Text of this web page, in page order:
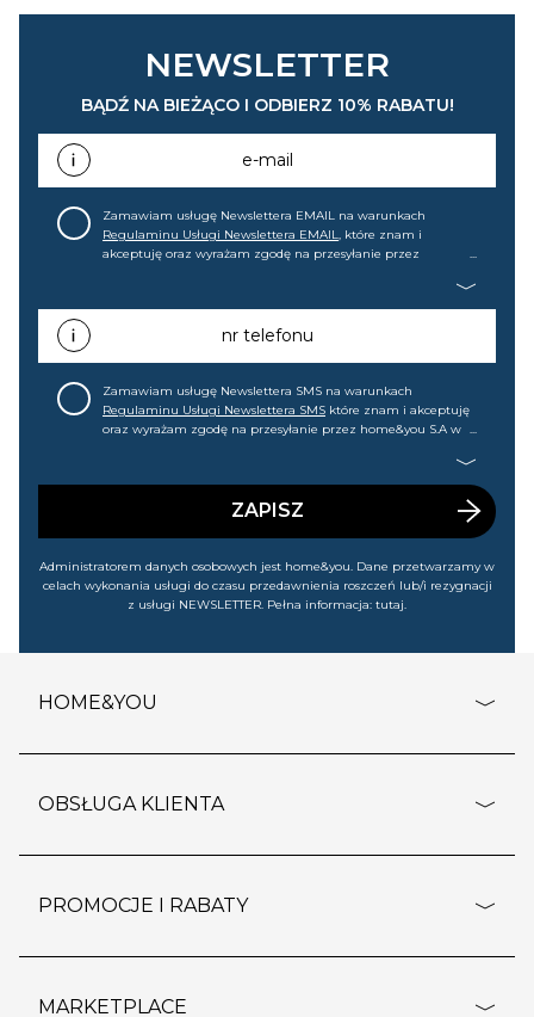
NEWSLETTER
BĄDŹ NA BIEŻĄCO I ODBIERZ 10% RABATU!
e-mail
Zamawiam usługę Newslettera EMAIL na warunkach
Regulaminu Usługi Newslettera EMAIL, które znam i
akceptuję oraz wyrażam zgodę na przesyłanie przez
promocjach, wyprzedażach). Wiem, że mogę tę zgodę w
każdej chwili cofnąć.nr telefonu
Zamawiam usługę Newslettera SMS na warunkach
Regulaminu Usługi Newslettera SMS które znam i akceptuję
oraz wyrażam zgodę na przesyłanie przez home&you S.A w
wyprzedażach). Wiem, że mogę tę zgodę w każdej chwili
ZAPISZ
Administratorem danych osobowych jest home&you. Dane przetwarzamy w
celach wykonania usługi do czasu przedawnienia roszczeń lub/i rezygnacji
z usługi NEWSLETTER. Pełna informacja: tutaj.
HOME&YOU
o firmie
polityka prywatności
kontakt
OBSŁUGA KLIENTA
dostawy i płatność
PROMOCJE I RABATY
outlet
MARKETPLACE